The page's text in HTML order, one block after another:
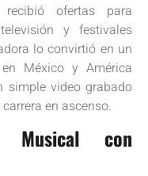
ofertas para
y festivales
lo convirtió en un
México y América
simple video grabado
en ascenso.
Musical con